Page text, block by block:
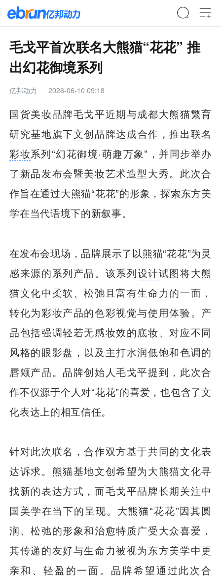
毛戈平首次联名大熊猫“花花” 推
出幻花御境系列
亿邦动力 2026-06-10 09:18
国货美妆品牌毛戈平近期与成都大熊猫繁育
研究基地旗下文创品牌达成合作，推出联名
彩妆系列“幻花御境·萌趣万象”，并同步举办
了新品发布会暨美妆艺术造型大秀。此次合
作旨在通过大熊猫“花花”的形象，探索东方美
学在当代语境下的新叙事。
在发布会现场，品牌展示了以熊猫“花花”为灵
感来源的系列产品。该系列设计试图将大熊
猫文化中柔软、松弛且富有生命力的一面，
转化为彩妆产品的色彩视觉与使用体验。产
品包括强调轻若无感妆效的底妆、对应不同
风格的眼影盘，以及主打水润低饱和色调的
唇颊产品。品牌创始人毛戈平提到，此次合
作不仅源于个人对“花花”的喜爱，也包含了文
化表达上的相互信任。
针对此次联名，合作双方基于共同的文化表
达诉求。熊猫基地文创希望为大熊猫文化寻
找新的表达方式，而毛戈平品牌长期关注中
国美学在当下的呈现。大熊猫“花花”因其圆
润、松弛的形象和治愈特质广受大众喜爱，
其传递的友好与生命力被视为东方美学中更
亲和、轻盈的一面。品牌希望通过此次合